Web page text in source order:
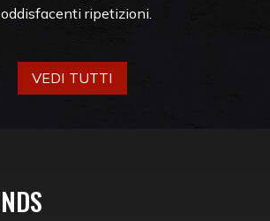
ripetizioni.
VEDI TUTTI